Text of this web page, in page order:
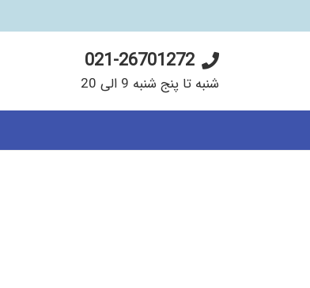
021-26701272
شنبه تا پنج شنبه 9 الی 20